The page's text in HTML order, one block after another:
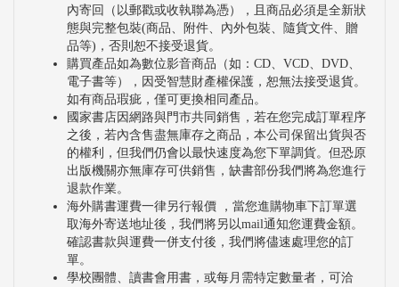
內寄回（以郵戳或收執聯為憑），且商品必須是全新狀
態與完整包裝(商品、附件、內外包裝、隨貨文件、贈
品等)，否則恕不接受退貨。
購買產品如為數位影音商品（如：CD、VCD、DVD、
電子書等），因受智慧財產權保護，恕無法接受退貨。
如有商品瑕疵，僅可更換相同產品。
國家書店因網路與門市共同銷售，若在您完成訂單程序
之後，若內含售盡無庫存之商品，本公司保留出貨與否
的權利，但我們仍會以最快速度為您下單調貨。但恐原
出版機關亦無庫存可供銷售，缺書部份我們將為您進行
退款作業。
海外購書運費一律另行報價 ，當您進購物車下訂單選
取海外寄送地址後，我們將另以mail通知您運費金額。
確認書款與運費一併支付後，我們將儘速處理您的訂
單。
學校團體、讀書會用書，或每月需特定數量者，可洽